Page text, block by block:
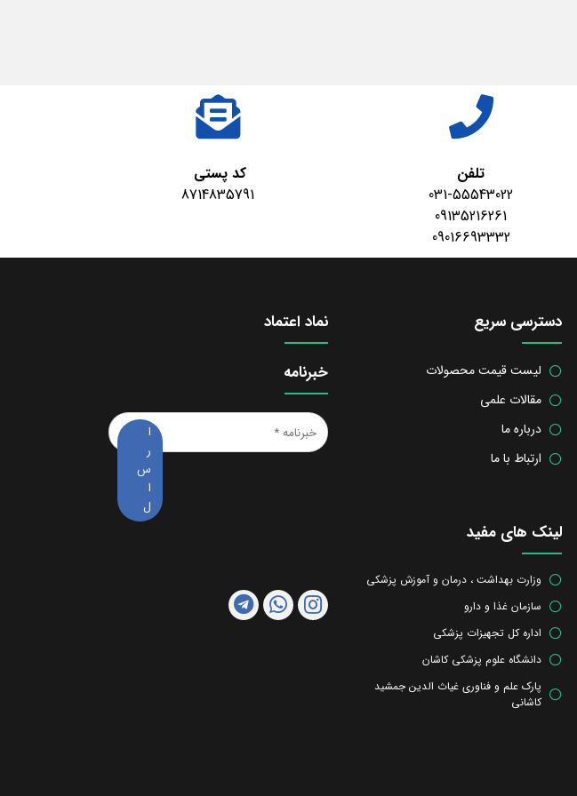
تلفن
031-55543022
09135216261
09016693332
کد پستی
8714835791
دسترسی سریع
لیست قیمت محصولات
مقالات علمی
درباره ما
ارتباط با ما
لینک های مفید
وزارت بهداشت ، درمان و آموزش پزشکی
سازمان غذا و دارو
اداره کل تجهیزات پزشکی
دانشگاه علوم پزشکی کاشان
پارک علم و فناوری غیاث الدین جمشید
کاشانی
نماد اعتماد
خبرنامه
خبرنامه
*